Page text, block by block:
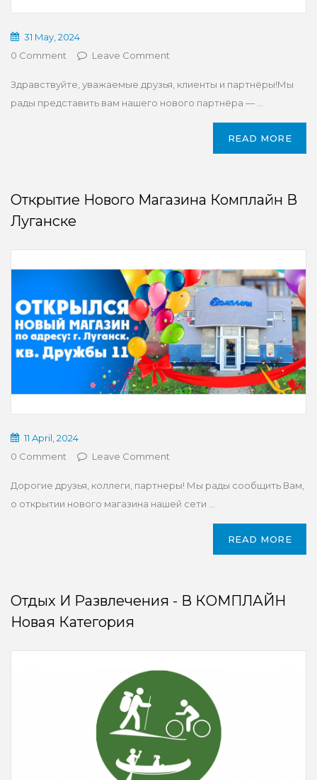
31 May, 2024
0 Comment
Leave Comment
Здравствуйте, уважаемые друзья, клиенты и партнёры!Мы
рады представить вам нашего нового партнёра — ...
READ MORE
Открытие Нового Магазина Комплайн В
Луганске
11 April, 2024
0 Comment
Leave Comment
Дорогие друзья, коллеги, партнеры! Мы рады сообщить Вам,
о открытии нового магазина нашей сети ...
READ MORE
Отдых И Развлечения - В КОМПЛАЙН
Новая Категория